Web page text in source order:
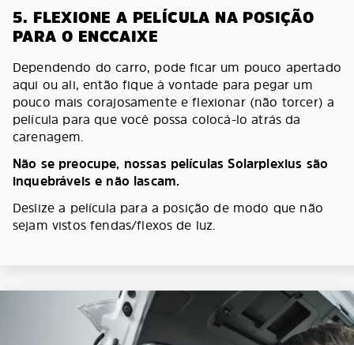
5. FLEXIONE A PELÍCULA NA POSIÇÃO
PARA O ENCCAIXE
Dependendo do carro, pode ficar um pouco apertado
aqui ou ali, então fique à vontade para pegar um
pouco mais corajosamente e flexionar (não torcer) a
película para que você possa colocá-lo atrás da
carenagem.
Não se preocupe, nossas películas Solarplexius são
inquebráveis e não lascam.
Deslize a película para a posição de modo que não
sejam vistos fendas/flexos de luz.